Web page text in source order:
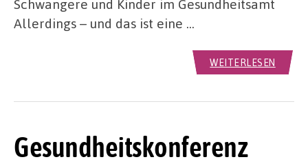
Schwangere und Kinder im Gesundheitsamt
Allerdings – und das ist eine …
WEITERLESEN
Gesundheitskonferenz